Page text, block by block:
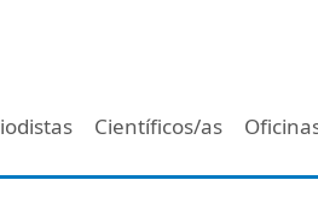
principal -
Científicos/as